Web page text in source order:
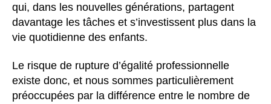
qui, dans les nouvelles générations, partagent
davantage les tâches et s’investissent plus dans la
vie quotidienne des enfants.
Le risque de rupture d’égalité professionnelle
existe donc, et nous sommes particulièrement
préoccupées par la différence entre le nombre de